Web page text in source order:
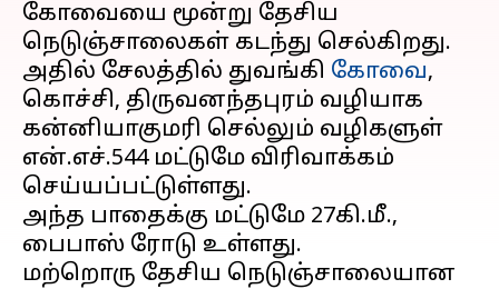
கோவையை மூன்று தேசிய
நெடுஞ்சாலைகள் கடந்து செல்கிறது.
அதில் சேலத்தில் துவங்கி கோவை,
கொச்சி, திருவனந்தபுரம் வழியாக
கன்னியாகுமரி செல்லும் வழிகளுள்
என்.எச்.544 மட்டுமே விரிவாக்கம்
செய்யப்பட்டுள்ளது.
அந்த பாதைக்கு மட்டுமே 27கி.மீ.,
பைபாஸ் ரோடு உள்ளது.
மற்றொரு தேசிய நெடுஞ்சாலையான